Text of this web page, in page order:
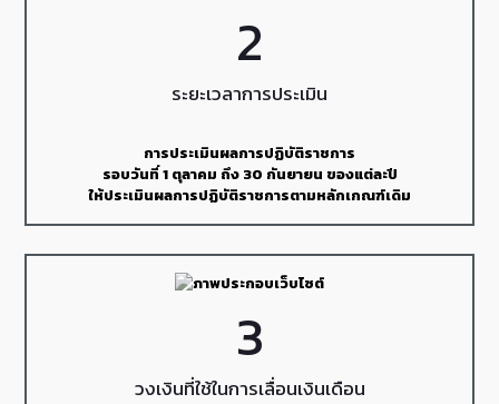
2
ระยะเวลาการประเมิน
การประเมินผลการปฏิบัติราชการ
รอบวันที่ 1 ตุลาคม ถึง 30 กันยายน ของแต่ละปี
ให้ประเมินผลการปฏิบัติราชการตามหลักเกณฑ์เดิม
3
วงเงินที่ใช้ในการเลื่อนเงินเดือน